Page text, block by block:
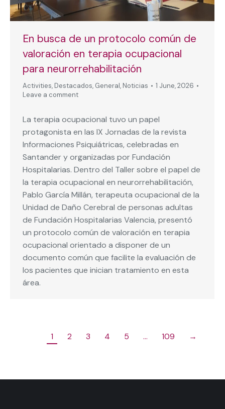
En busca de un protocolo común de
valoración en terapia ocupacional
para neurorrehabilitación
Activities, Destacados, General, Noticias
1 June, 2026
Leave a comment
La terapia ocupacional tuvo un papel
protagonista en las IX Jornadas de la revista
Informaciones Psiquiátricas, celebradas en
Santander y organizadas por Fundación
Hospitalarias. Dentro del Taller sobre el papel de
la terapia ocupacional en neurorrehabilitación,
Pablo García Millán, terapeuta ocupacional de la
Unidad de Daño Cerebral de personas adultas
de Fundación Hospitalarias Valencia, presentó
un protocolo común de valoración en terapia
ocupacional orientado a disponer de un
documento común que facilite la evaluación de
los pacientes que inician tratamiento en esta
área.
1 2 3 4 5 … 109 →